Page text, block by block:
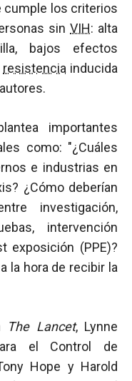
cumple los criterios
sinVIH: alta
bajos efectos
resistencia inducida
importantes
como: "¿Cuáles
e industrias en
¿Cómo deberían
investigación,
intervención
exposición (PPE)?
la hora de recibir la
The Lancet, Lynne
el Control de
Hope y Harold